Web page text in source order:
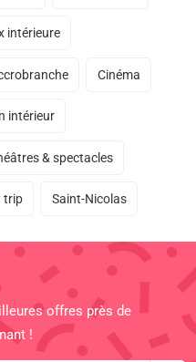
intérieure
Cinéma
intérieur
& spectacles
trip Saint-Nicolas
offres près de
!